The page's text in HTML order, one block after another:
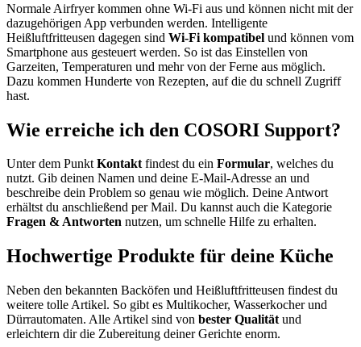
Normale Airfryer kommen ohne Wi-Fi aus und können nicht mit der
dazugehörigen App verbunden werden. Intelligente
Heißluftfritteusen dagegen sind Wi-Fi kompatibel und können vom
Smartphone aus gesteuert werden. So ist das Einstellen von
Garzeiten, Temperaturen und mehr von der Ferne aus möglich.
Dazu kommen Hunderte von Rezepten, auf die du schnell Zugriff
hast.
Wie erreiche ich den COSORI Support?
Unter dem PunktKontaktfindest du ein Formular, welches du
nutzt. Gib deinen Namen und deine E-Mail-Adresse an und
beschreibe dein Problem so genau wie möglich. Deine Antwort
erhältst du anschließend per Mail. Du kannst auch die Kategorie
Fragen & Antworten nutzen, um schnelle Hilfe zu erhalten.
Hochwertige Produkte für deine Küche
Neben den bekannten Backöfen und Heißluftfritteusen findest du
weitere tolle Artikel. So gibt es Multikocher, Wasserkocher und
Dürrautomaten. Alle Artikel sind von bester Qualität und
erleichtern dir die Zubereitung deiner Gerichte enorm.